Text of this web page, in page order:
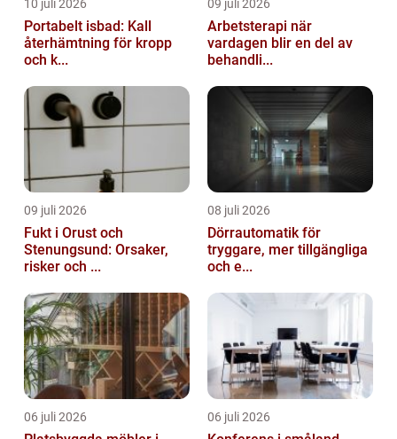
10 juli 2026
Portabelt isbad: Kall
återhämtning för kropp
och k...
09 juli 2026
Arbetsterapi när
vardagen blir en del av
behandli...
09 juli 2026
Fukt i Orust och
Stenungsund: Orsaker,
risker och ...
08 juli 2026
Dörrautomatik för
tryggare, mer tillgängliga
och e...
06 juli 2026 06 juli 2026